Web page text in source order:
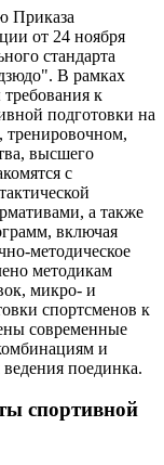
Приказа
от 24 ноября
стандарта
В рамках
к
подготовки на
тренировочном,
высшего
с
а также
включая
методическое
методикам
микро- и
спортсменов к
современные
и
поединка.
спортивной